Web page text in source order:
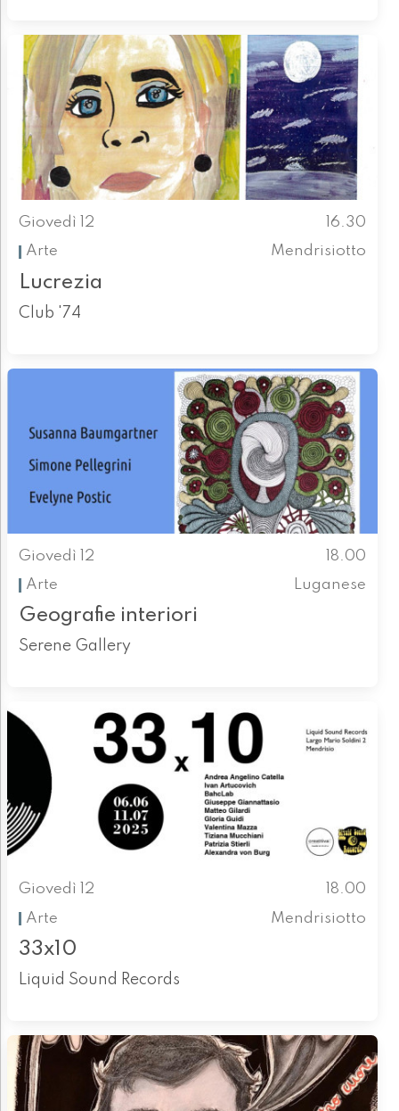
Giovedì 12
16.30
Arte
Mendrisiotto
Lucrezia
Club '74
Giovedì 12
18.00
Arte
Luganese
Geografie interiori
Serene Gallery
Giovedì 12
18.00
Arte
Mendrisiotto
33x10
Liquid Sound Records